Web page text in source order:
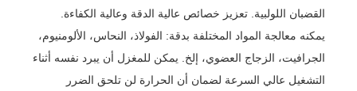
القضبان اللولبية. تعزيز خصائص عالية الدقة وعالية الكفاءة.
يمكنه معالجة المواد المختلفة بدقة: الفولاذ، النحاس، الألومنيوم،
الجرافيت، الزجاج العضوي، إلخ. يمكن للمغزل أن يبرد نفسه أثناء
التشغيل عالي السرعة لضمان أن الحرارة لن تلحق الضرر